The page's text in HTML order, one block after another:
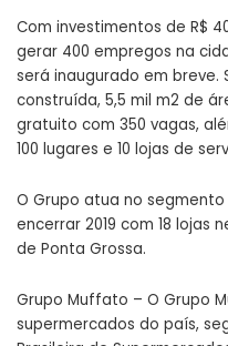
Com investimentos de R$
gerar 400 empregos na
será inaugurado em breve.
construída, 5,5 mil m2 de
gratuito com 350 vagas,
100 lugares e 10 lojas de
O Grupo atua no
encerrar 2019 com 18 lojas
de Ponta Grossa.
Grupo Muffato – O Grupo
supermercados do país,